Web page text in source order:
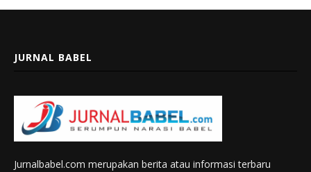
JURNAL BABEL
Jurnalbabel.com merupakan berita atau informasi terbaru